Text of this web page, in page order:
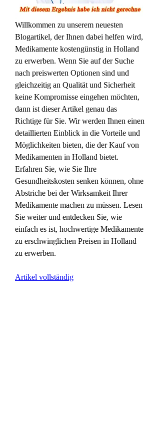
Willkommen zu unserem neuesten
Blogartikel, der Ihnen dabei helfen wird,
Medikamente kostengünstig in Holland
zu erwerben. Wenn Sie auf der Suche
nach preiswerten Optionen sind und
gleichzeitig an Qualität und Sicherheit
keine Kompromisse eingehen möchten,
dann ist dieser Artikel genau das
Richtige für Sie. Wir werden Ihnen einen
detaillierten Einblick in die Vorteile und
Möglichkeiten bieten, die der Kauf von
Medikamenten in Holland bietet.
Erfahren Sie, wie Sie Ihre
Gesundheitskosten senken können, ohne
Abstriche bei der Wirksamkeit Ihrer
Medikamente machen zu müssen. Lesen
Sie weiter und entdecken Sie, wie
einfach es ist, hochwertige Medikamente
zu erschwinglichen Preisen in Holland
zu erwerben.
Artikel vollständig